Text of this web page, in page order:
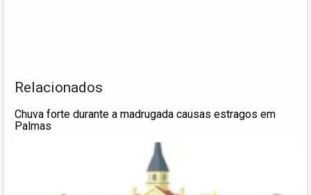
Relacionados
Chuva forte durante a madrugada causas estragos em
Palmas